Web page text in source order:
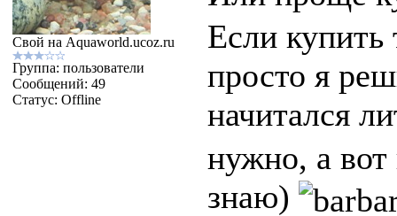
Свой на Aquaworld.ucoz.ru
Группа: пользователи
Сообщений: 49
Статус: Offline
Если купить
просто я
начитался
нужно, а вот
знаю)